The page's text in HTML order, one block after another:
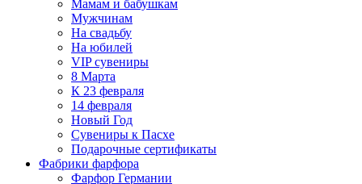
Мамам и бабушкам
Мужчинам
На свадьбу
На юбилей
VIP сувениры
8 Марта
К 23 февраля
14 февраля
Новый Год
Сувениры к Пасхе
Подарочные сертификаты
Фабрики фарфора
Фарфор Германии